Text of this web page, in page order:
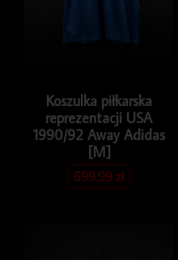
Koszulka piłkarska
reprezentacji USA
1990/92 Away Adidas
[M]
699.99zł